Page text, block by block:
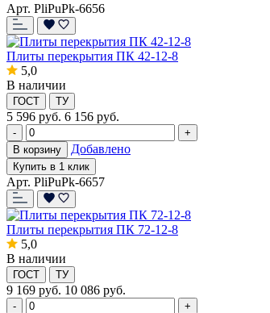
Арт. PliPuPk-6656
Плиты перекрытия ПК 42-12-8
5,0
В наличии
ГОСТ ТУ
5 596 руб. 6 156 руб.
-
+
В корзину
Добавлено
Купить в 1 клик
Арт. PliPuPk-6657
Плиты перекрытия ПК 72-12-8
5,0
В наличии
ГОСТ ТУ
9 169 руб. 10 086 руб.
-
+